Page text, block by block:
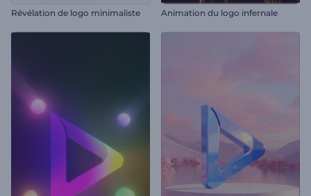
Révélation de logo minimaliste Animation du logo infernale